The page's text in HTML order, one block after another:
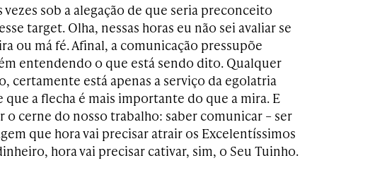
sob a alegação de que seria preconceito
target. Olha, nessas horas eu não sei avaliar se
ou má fé. Afinal, a comunicação pressupõe
entendendo o que está sendo dito. Qualquer
certamente está apenas a serviço da egolatria
que a flecha é mais importante do que a mira. E
o cerne do nosso trabalho: saber comunicar – ser
que hora vai precisar atrair os Excelentíssimos
hora vai precisar cativar, sim, o Seu Tuinho.